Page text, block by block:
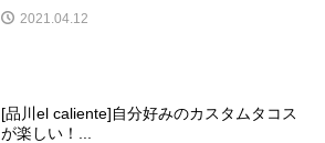
2021.04.12
[品川el caliente]自分好みのカスタムタコス
が楽しい！...